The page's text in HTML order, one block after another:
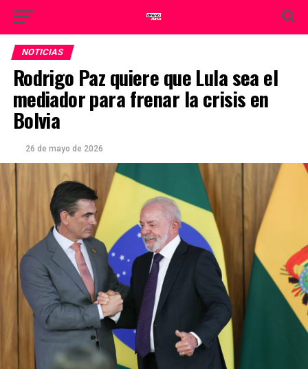
NOTICIAS
Rodrigo Paz quiere que Lula sea el
mediador para frenar la crisis en
Bolvia
26 de mayo de 2026